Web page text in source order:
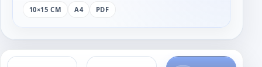
10×15 СМ A4 PDF